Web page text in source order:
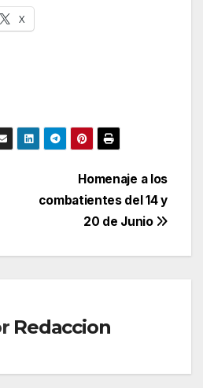
X
Homenaje a los
combatientes del 14 y
20 de Junio
Redaccion